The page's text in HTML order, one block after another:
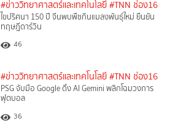
#ข่าววิทยาศาสตร์และเทคโนโลยี #TNN ช่อง16
ไขปริศนา 150 ปี จีนพบพืชกินแมลงพันธุ์ใหม่ ยืนยัน
ทฤษฎีดาร์วิน
46
#ข่าววิทยาศาสตร์และเทคโนโลยี #TNN ช่อง16
PSG จับมือ Google ดึง AI Gemini พลิกโฉมวงการ
ฟุตบอล
36